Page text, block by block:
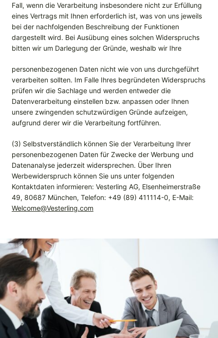
Fall, wenn die Verarbeitung insbesondere nicht zur Erfüllung
eines Vertrags mit Ihnen erforderlich ist, was von uns jeweils
bei der nachfolgenden Beschreibung der Funktionen
dargestellt wird. Bei Ausübung eines solchen Widerspruchs
bitten wir um Darlegung der Gründe, weshalb wir Ihre
personenbezogenen Daten nicht wie von uns durchgeführt
verarbeiten sollten. Im Falle Ihres begründeten Widerspruchs
prüfen wir die Sachlage und werden entweder die
Datenverarbeitung einstellen bzw. anpassen oder Ihnen
unsere zwingenden schutzwürdigen Gründe aufzeigen,
aufgrund derer wir die Verarbeitung fortführen.
(3) Selbstverständlich können Sie der Verarbeitung Ihrer
personenbezogenen Daten für Zwecke der Werbung und
Datenanalyse jederzeit widersprechen. Über Ihren
Werbewiderspruch können Sie uns unter folgenden
Kontaktdaten informieren: Vesterling AG, Elsenheimerstraße
49, 80687 München, Telefon: +49 (89) 411114-0, E-Mail:
Welcome@Vesterling.com